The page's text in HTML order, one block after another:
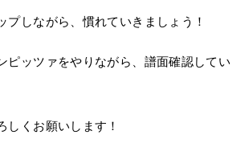
プしながら、慣れていきましょう！
ピッツァをやりながら、譜面確認してい
しくお願いします！